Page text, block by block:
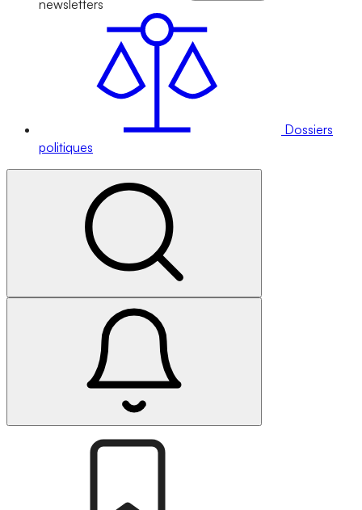
newsletters
Dossiers
politiques